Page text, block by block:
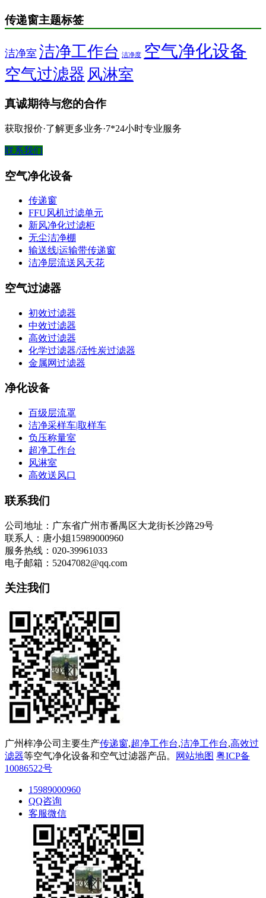
传递窗主题标签
洁净室 洁净工作台 洁净度 空气净化设备
空气过滤器 风淋室
真诚期待与您的合作
获取报价·了解更多业务·7*24小时专业服务
联系我们
空气净化设备
传递窗
FFU风机过滤单元
新风净化过滤柜
无尘洁净棚
输送线|运输带传递窗
洁净层流送风天花
空气过滤器
初效过滤器
中效过滤器
高效过滤器
化学过滤器/活性炭过滤器
金属网过滤器
净化设备
百级层流罩
洁净采样车|取样车
负压称量室
超净工作台
风淋室
高效送风口
联系我们
公司地址：广东省广州市番禺区大龙街长沙路29号
联系人：唐小姐15989000960
服务热线：020-39961033
电子邮箱：52047082@qq.com
关注我们
广州梓净公司主要生产传递窗,超净工作台,洁净工作台,高效过
滤器等空气净化设备和空气过滤器产品。 网站地图 粤ICP备
10086522号
15989000960
QQ咨询
客服微信